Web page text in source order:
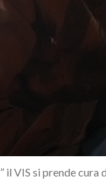
” il VIS si prende cura